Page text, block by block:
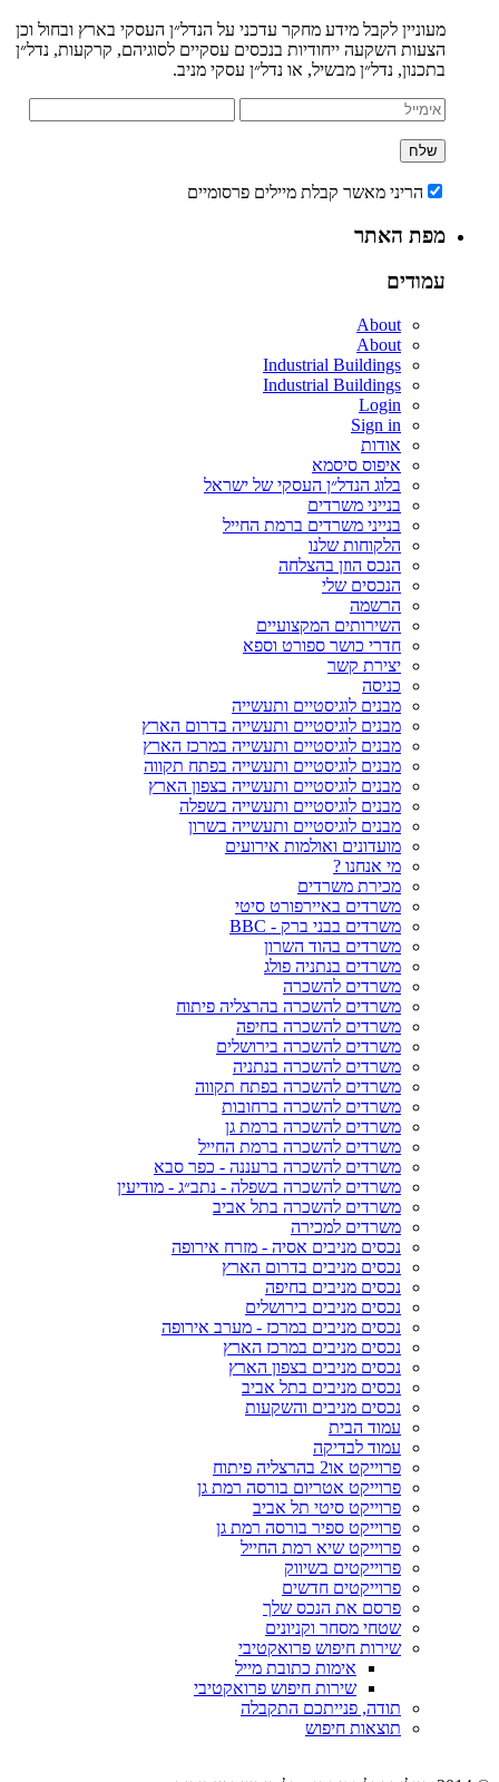
מעוניין לקבל מידע מחקר עדכני על הנדל״ן העסקי בארץ ובחול וכן
הצעות השקעה ייחודיות בנכסים עסקיים לסוגיהם, קרקעות, נדל״ן
בתכנון, נדל״ן מבשיל, או נדל״ן עסקי מניב.
הריני מאשר קבלת מיילים פרסומיים
מפת האתר
עמודים
About
About
Industrial Buildings
Industrial Buildings
Login
Sign in
אודות
איפוס סיסמא
בלוג הנדל״ן העסקי של ישראל
בנייני משרדים
בנייני משרדים ברמת החייל
הלקוחות שלנו
הנכס הוזן בהצלחה
הנכסים שלי
הרשמה
השירותים המקצועיים
חדרי כושר ספורט וספא
יצירת קשר
כניסה
מבנים לוגיסטיים ותעשייה
מבנים לוגיסטיים ותעשייה בדרום הארץ
מבנים לוגיסטיים ותעשייה במרכז הארץ
מבנים לוגיסטיים ותעשייה בפתח תקווה
מבנים לוגיסטיים ותעשייה בצפון הארץ
מבנים לוגיסטיים ותעשייה בשפלה
מבנים לוגיסטיים ותעשייה בשרון
מועדונים ואולמות אירועים
מי אנחנו ?
מכירת משרדים
משרדים באיירפורט סיטי
משרדים בבני ברק - BBC
משרדים בהוד השרון
משרדים בנתניה פולג
משרדים להשכרה
משרדים להשכרה בהרצליה פיתוח
משרדים להשכרה בחיפה
משרדים להשכרה בירושלים
משרדים להשכרה בנתניה
משרדים להשכרה בפתח תקווה
משרדים להשכרה ברחובות
משרדים להשכרה ברמת גן
משרדים להשכרה ברמת החייל
משרדים להשכרה ברעננה - כפר סבא
משרדים להשכרה בשפלה - נתב״ג - מודיעין
משרדים להשכרה בתל אביב
משרדים למכירה
נכסים מניבים אסיה - מזרח אירופה
נכסים מניבים בדרום הארץ
נכסים מניבים בחיפה
נכסים מניבים בירושלים
נכסים מניבים במרכז - מערב אירופה
נכסים מניבים במרכז הארץ
נכסים מניבים בצפון הארץ
נכסים מניבים בתל אביב
נכסים מניבים והשקעות
עמוד הבית
עמוד לבדיקה
פרוייקט או2 בהרצליה פיתוח
פרוייקט אטריום בורסה רמת גן
פרוייקט סיטי תל אביב
פרוייקט ספיר בורסה רמת גן
פרוייקט שיא רמת החייל
פרוייקטים בשיווק
פרוייקטים חדשים
פרסם את הנכס שלך
שטחי מסחר וקניונים
שירות חיפוש פרואקטיבי
אימות כתובת מייל
שירות חיפוש פרואקטיבי
תודה, פנייתכם התקבלה
תוצאות חיפוש